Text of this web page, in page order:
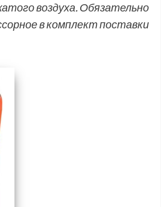
воздуха. Обязательно
в комплект поставки